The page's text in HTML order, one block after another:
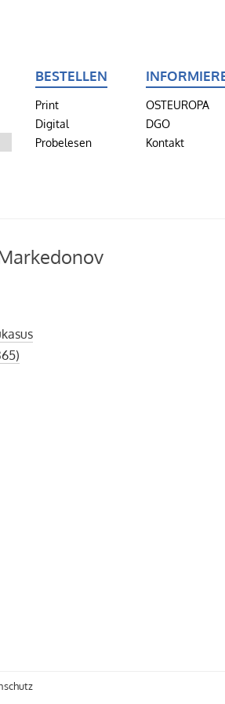
BESTELLEN
Print
Digital
Probelesen
OSTEUROPA
DGO
Kontakt